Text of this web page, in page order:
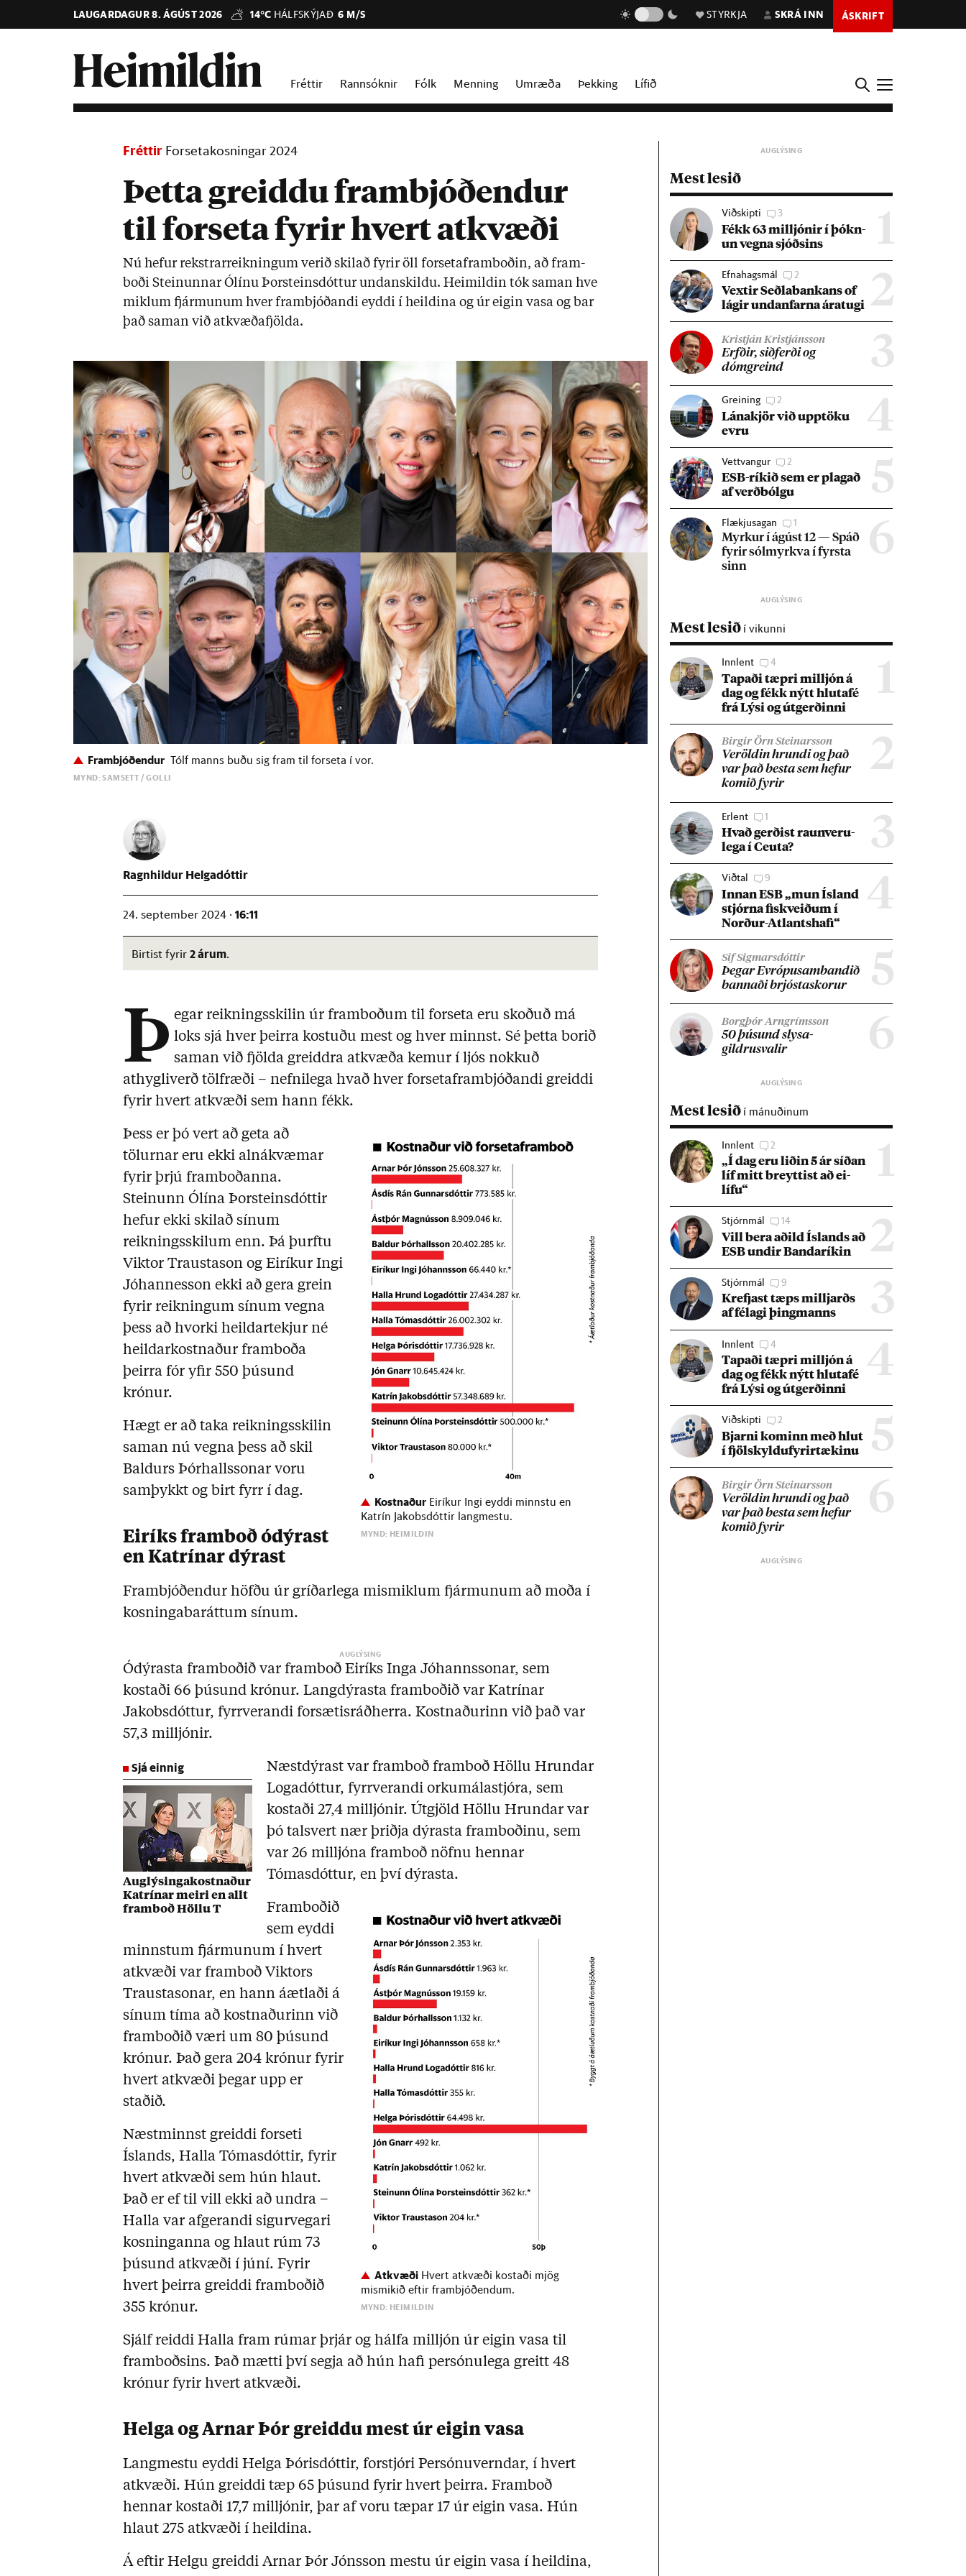
LAUGARDAGUR 8. ÁGÚST 2026 14°C HÁLFSKÝJAÐ 6 M/S STYRKJA SKRÁ INN ÁSKRIFT
Fréttir Rannsóknir Fólk Menning Umræða Þekking Lífið
Fréttir Forsetakosningar 2024
Þetta greiddu frambjóðendur
til forseta fyrir hvert atkvæði
Nú hef­ur rekstr­ar­reikn­ing­um ver­ið skil­að fyr­ir öll for­setafram­boð­in, að fram­
boði Stein­unn­ar Ólínu Þor­steins­dótt­ur und­an­skildu. Heim­ild­in tók sam­an hve
mikl­um fjár­mun­um hver fram­bjóð­andi eyddi í heild­ina og úr eig­in vasa og bar
það sam­an við at­kvæða­fjölda.
Frambjóðendur Tólf manns buðu sig fram til forseta í vor.
MYND: SAMSETT / GOLLI
Ragnhildur Helgadóttir
24. september 2024 ·16:11
Birtist fyrir2 árum.
Þ egar reikningsskilin úr framboðum til forseta eru skoðuð má
loks sjá hver þeirra kostuðu mest og hver minnst. Sé þetta borið
saman við fjölda greiddra atkvæða kemur í ljós nokkuð
athygliverð tölfræði – nefnilega hvað hver forsetaframbjóðandi greiddi
fyrir hvert atkvæði sem hann fékk.
Kostnaður Eiríkur Ingi eyddi minnstu en
Katrín Jakobsdóttir langmestu.
MYND: HEIMILDIN
Þess er þó vert að geta að
tölurnar eru ekki alnákvæmar
fyrir þrjú framboðanna.
Steinunn Ólína Þorsteinsdóttir
hefur ekki skilað sínum
reikningsskilum enn. Þá þurftu
Viktor Traustason og Eiríkur Ingi
Jóhannesson ekki að gera grein
fyrir reikningum sínum vegna
þess að hvorki heildartekjur né
heildarkostnaður framboða
þeirra fór yfir 550 þúsund
krónur.
Hægt er að taka reikningsskilin
saman nú vegna þess að skil
Baldurs Þórhallssonar voru
samþykkt og birt fyrr í dag.
Eiríks framboð ódýrast
en Katrínar dýrast
Frambjóðendur höfðu úr gríðarlega mismiklum fjármunum að moða í
kosningabaráttum sínum.
Ódýrasta framboðið var framboð Eiríks Inga Jóhannssonar, sem
kostaði 66 þúsund krónur. Langdýrasta framboðið var Katrínar
Jakobsdóttur, fyrrverandi forsætisráðherra. Kostnaðurinn við það var
57,3 milljónir.
Sjá einnig
Auglýsingakostnaður
Katrínar meiri en allt
framboð Höllu T
Næstdýrast var framboð framboð Höllu Hrundar
Logadóttur, fyrrverandi orkumálastjóra, sem
kostaði 27,4 milljónir. Útgjöld Höllu Hrundar var
þó talsvert nær þriðja dýrasta framboðinu, sem
var 26 milljóna framboð nöfnu hennar
Tómasdóttur, en því dýrasta.
Atkvæði Hvert atkvæði kostaði mjög
mismikið eftir frambjóðendum.
MYND: HEIMILDIN
Framboðið
sem eyddi
minnstum fjármunum í hvert
atkvæði var framboð Viktors
Traustasonar, en hann áætlaði á
sínum tíma að kostnaðurinn við
framboðið væri um 80 þúsund
krónur. Það gera 204 krónur fyrir
hvert atkvæði þegar upp er
staðið.
Næstminnst greiddi forseti
Íslands, Halla Tómasdóttir, fyrir
hvert atkvæði sem hún hlaut.
Það er ef til vill ekki að undra –
Halla var afgerandi sigurvegari
kosninganna og hlaut rúm 73
þúsund atkvæði í júní. Fyrir
hvert þeirra greiddi framboðið
355 krónur.
Sjálf reiddi Halla fram rúmar þrjár og hálfa milljón úr eigin vasa til
framboðsins. Það mætti því segja að hún hafi persónulega greitt 48
krónur fyrir hvert atkvæði.
Helga og Arnar Þór greiddu mest úr eigin vasa
Langmestu eyddi Helga Þórisdóttir, forstjóri Persónuverndar, í hvert
atkvæði. Hún greiddi tæp 65 þúsund fyrir hvert þeirra. Framboð
hennar kostaði 17,7 milljónir, þar af voru tæpar 17 úr eigin vasa. Hún
hlaut 275 atkvæði í heildina.
Á eftir Helgu greiddi Arnar Þór Jónsson mestu úr eigin vasa í heildina,
Mest lesið
1
Viðskipti 3
Fékk 63 millj­ón­ir í þókn­
un vegna sjóðs­ins
2
Efnahagsmál 2
Vext­ir Seðla­bank­ans of
lág­ir und­an­farna ára­tugi
3
Kristján Kristjánsson
Erfð­ir, sið­ferði og
dómgreind
4
Greining 2
Lána­kjör við upp­töku
evru
5
Vettvangur 2
ESB-rík­ið sem er plag­að
af verð­bólgu
6
Flækjusagan 1
Myrk­ur í ág­úst 12 — Spáð
fyr­ir sól­myrkva í fyrsta
sinn
Mest lesið í vikunni
1
Innlent 4
Tap­aði tæpri millj­ón á
dag og fékk nýtt hluta­fé
frá Lýsi og út­gerð­inni
2
Birgir Örn Steinarsson
Ver­öld­in hrundi og það
var það besta sem hef­ur
kom­ið fyr­ir
3
Erlent 1
Hvað gerð­ist raun­veru­
lega í Ceuta?
4
Viðtal 9
Inn­an ESB „mun Ís­land
stjórna fisk­veið­um í
Norð­ur-Atlants­hafi“
5
Sif Sigmarsdóttir
Þeg­ar Evr­ópu­sam­band­ið
bann­aði brjósta­skor­ur
6
Borgþór Arngrímsson
50 þús­und slysa­
gildrusval­ir
Mest lesið í mánuðinum
1
Innlent 2
„Í dag eru lið­in 5 ár síð­an
líf mitt breytt­ist að ei­
lífu“
2
Stjórnmál 14
Vill bera að­ild Ís­lands að
ESB und­ir Banda­rík­in
3
Stjórnmál 9
Krefjast tæps millj­arðs
af fé­lagi þing­manns
4
Innlent 4
Tap­aði tæpri millj­ón á
dag og fékk nýtt hluta­fé
frá Lýsi og út­gerð­inni
5
Viðskipti 2
Bjarni kom­inn með hlut
í fjöl­skyldu­fyr­ir­tæk­inu
6
Birgir Örn Steinarsson
Ver­öld­in hrundi og það
var það besta sem hef­ur
kom­ið fyr­ir